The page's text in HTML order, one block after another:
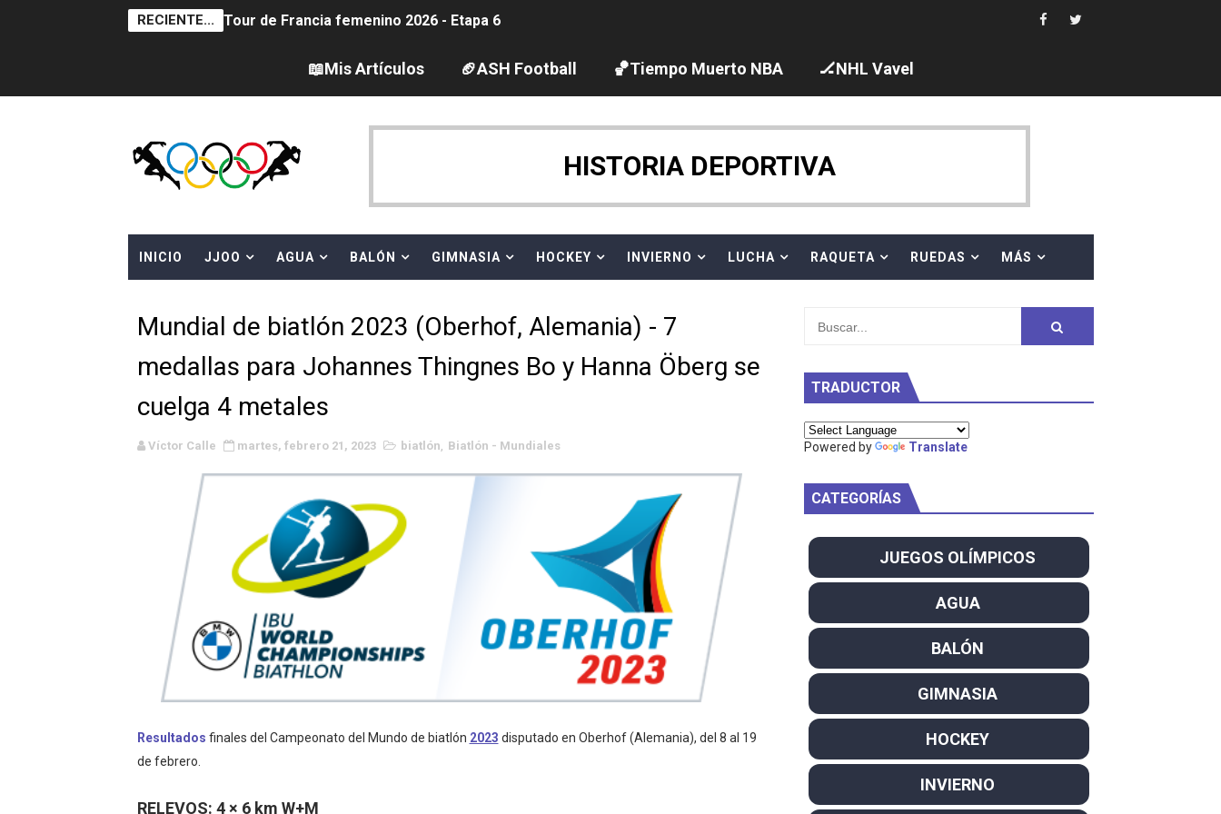
RECIENTE... Tour de Francia femenino 2026 - Etapa 6
Women's Pro Baseball League 2026
Campeonato de Europa en aguas abiertas 2026 (París, Francia) - Dobletes de Wellbrock y Taddeucci. Ángela Martínez 5ª en 10km
Campeonato de Europa de pentatlón moderno 2026 (Estambul, Turquía)
Campeonato de Europa de natación artística 2026 (París, Francia) - España domina junto al equipo neutral ruso, llevándose 8 medallas, seis para
Canadá Open 2026
Canadian Elite Basketball League 2026 - Playoffs
WWE NXT - Myles Borne y Tavion Heights ponen fin al reinado por parejas de The Vanity Project
Canadian Football League 2026 - Week 10
EFA y AFLE 2026 - Regular season
Grandes éxitos por fin para Chelsea Green, Chad Gable y Baron Corbin en SummerSlam
Campeonato de Europa de MTB 2026 (Monteceneri, Suiza) - Charlie Aldridge y Sina Frei dominan el Europeo
Campeonato de Europa de remo 2026 (Varese, Italia) - Rumanía, Alemania y Gran Bretaña se reparten el botín y Caetano Horta y Rodrigo Conde
Mundial de lacrosse femenino 2026 (Tokio, Japón) - Estados Unidos invencibles, ya son decacampeonas y quinto oro consecutivo
Máxima celebración en el último Impact! con Jason Hotch como nuevo TNA International Champion
Mundial de esgrima 2026 (Hong Kong) - La delegación italiana arrasa con 4 oros y 4 platas
Raquel Rodriguez es la nueva monarca Intercontinental, su primer título individual en WWE
📖Mis Artículos 🏈ASH Football 🏀Tiempo Muerto NBA 🏒NHL Vavel
HISTORIA DEPORTIVA
INICIO JJOO AGUA BALÓN GIMNASIA HOCKEY INVIERNO LUCHA RAQUETA RUEDAS MÁS
Mundial de biatlón 2023 (Oberhof, Alemania) - 7
medallas para Johannes Thingnes Bo y Hanna Öberg se
cuelga 4 metales
Víctor Calle martes, febrero 21, 2023 biatlón, Biatlón - Mundiales
Resultados finales del Campeonato del Mundo de biatlón 2023 disputado en Oberhof (Alemania), del 8 al 19
de febrero.
RELEVOS: 4 × 6 km W+M
TRADUCTOR
Powered by Translate
CATEGORÍAS
JUEGOS OLÍMPICOS
AGUA
BALÓN
GIMNASIA
HOCKEY
INVIERNO